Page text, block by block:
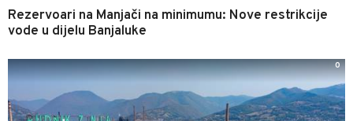
Rezervoari na Manjači na minimumu: Nove restrikcije
vode u dijelu Banjaluke
0